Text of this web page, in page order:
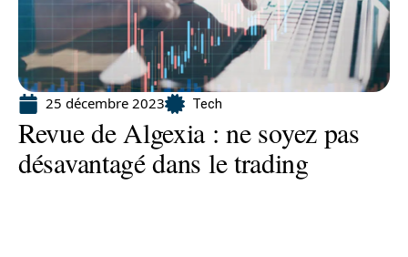
25 décembre 2023 Tech
Revue de Algexia : ne soyez pas
désavantagé dans le trading